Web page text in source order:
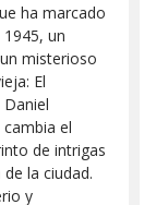
ha marcado
un
misterioso
El
el
de intrigas
la ciudad.
y